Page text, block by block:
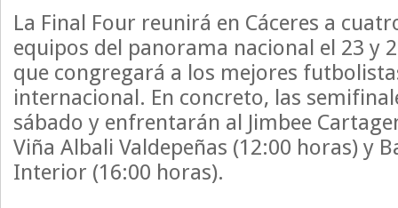
La Final Four reunirá en Cáceres a
equipos del panorama nacional el 23 y
que congregará a los mejores
internacional. En concreto, las
sábado y enfrentarán al Jimbee
Viña Albali Valdepeñas (12:00 horas) y
Interior (16:00 horas).